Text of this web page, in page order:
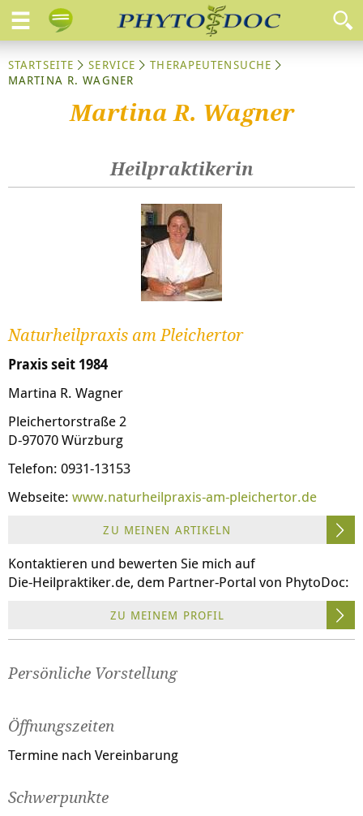
STARTSEITE SERVICE
THERAPEUTENSUCHE
MARTINA R. WAGNER
Martina R. Wagner
Heilpraktikerin
Naturheilpraxis am Pleichertor
Praxis seit 1984
Martina R. Wagner
Pleichertorstraße 2
D-97070 Würzburg
Telefon: 0931-13153
Webseite: www.naturheilpraxis-am-pleichertor.de
ZU MEINEN ARTIKELN
Kontaktieren und bewerten Sie mich auf
Die-Heilpraktiker.de, dem Partner-Portal von PhytoDoc:
ZU MEINEM PROFIL
Persönliche Vorstellung
Öffnungszeiten
Termine nach Vereinbarung
Schwerpunkte